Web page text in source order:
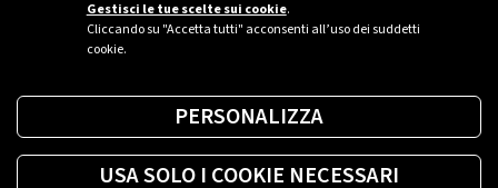
Gestisci le tue scelte sui cookie.
Cliccando su "Accetta tutti" acconsenti all’uso dei suddetti
cookie.
PERSONALIZZA
USA SOLO I COOKIE NECESSARI
Sei un’azienda o una PA?
Trova la soluzione più giusta per te.
Richiedi una colonnina